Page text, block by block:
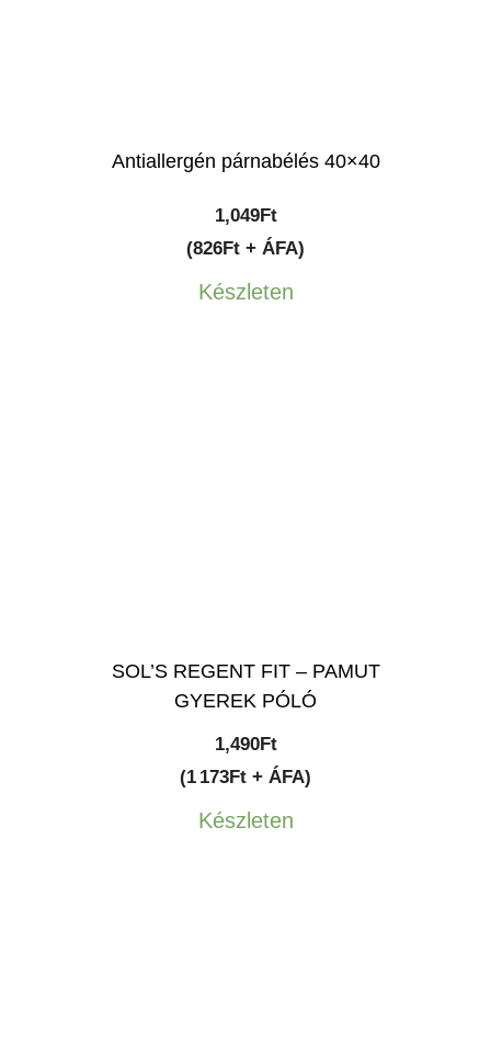
Antiallergén párnabélés 40×40
1,049Ft
(826Ft + ÁFA)
Készleten
SOL’S REGENT FIT – PAMUT
GYEREK PÓLÓ
1,490Ft
(1 173Ft + ÁFA)
Készleten